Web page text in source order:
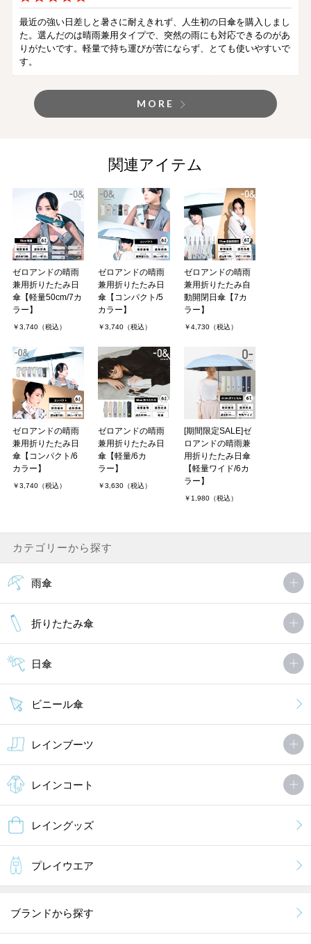
最近の強い日差しと暑さに耐えきれず、人生初の日傘を購入しまし
た。選んだのは晴雨兼用タイプで、突然の雨にも対応できるのがあ
りがたいです。軽量で持ち運びが苦にならず、とても使いやすいで
す。
MORE
関連アイテム
ゼロアンドの晴雨
兼用折りたたみ日
傘【軽量50cm/7カ
ラー】
￥3,740（税込）
ゼロアンドの晴雨
兼用折りたたみ日
傘【コンパクト/5
カラー】
￥3,740（税込）
ゼロアンドの晴雨
兼用折りたたみ自
動開閉日傘【7カ
ラー】
￥4,730（税込）
ゼロアンドの晴雨
兼用折りたたみ日
傘【コンパクト/6
カラー】
￥3,740（税込）
ゼロアンドの晴雨
兼用折りたたみ日
傘【軽量/6カ
ラー】
￥3,630（税込）
[期間限定SALE]ゼ
ロアンドの晴雨兼
用折りたたみ日傘
【軽量ワイド/6カ
ラー】
￥1,980（税込）
カテゴリーから探す
雨傘
折りたたみ傘
日傘
ビニール傘
レインブーツ
レインコート
レイングッズ
プレイウエア
ブランドから探す